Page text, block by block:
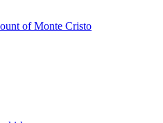
of Monte Cristo